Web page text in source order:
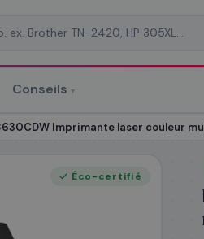
Conseils ▾
Imprimante laser couleur
Éco-certifié